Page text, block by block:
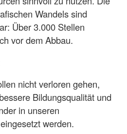
Wandels sind
Über 3.000 Stellen
vor dem Abbau.
nicht verloren gehen,
Bildungsqualität und
in unseren
werden.